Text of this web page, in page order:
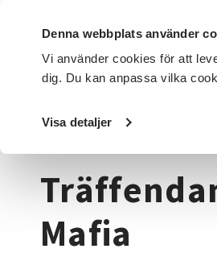
Denna webbplats använder
Vi använder cookies för att
dig. Du kan anpassa vilka
Visa detaljer
DET HÄR GÖR VI FÖR DIG SOM
Startsida / Kurser och
Mafia